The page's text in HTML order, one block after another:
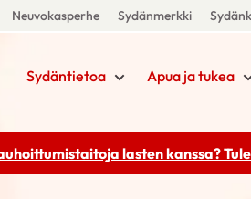
Neuvokasperhe Sydänmerkki
Sydäntietoa Apua ja tukea
lasten kanssa?